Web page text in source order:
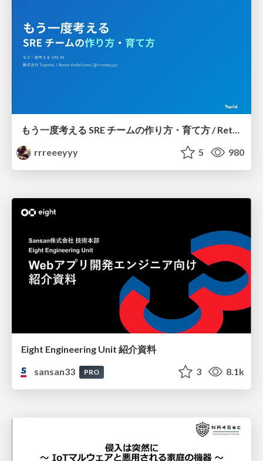
もう一度考える SRE チームの作り方・育て方 / Rethinking SRE #1: Building and Growing SRE Teams
rrreeeyyy
5 980
Eight Engineering Unit 紹介資料
sansan33
PRO 3 8.1k